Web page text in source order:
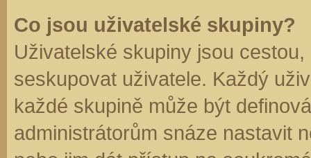
Co jsou uživatelské skupiny?
Uživatelské skupiny jsou
seskupovat uživatele. Každý
každé skupině může být
administrátorům snáze nastavit